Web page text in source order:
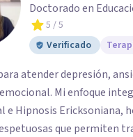
Doctorado en
5 / 5
Verificado
atender depresión,
integra terapia
e Hipnosis Ericksoniana,
que permiten